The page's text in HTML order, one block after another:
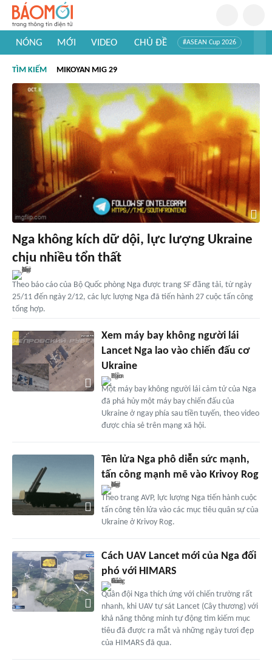
NÓNG MỚI VIDEO CHỦ ĐỀ #ASEAN Cup 2026
#Khám phá thế giới
TÌM KIẾM MIKOYAN MIG 29
Nga không kích dữ dội, lực lượng Ukraine
chịu nhiều tổn thất
Theo báo cáo của Bộ Quốc phòng Nga được trang SF đăng tải, từ ngày
25/11 đến ngày 2/12, các lực lượng Nga đã tiến hành 27 cuộc tấn công
tổng hợp.
Xem máy bay không người lái
Lancet Nga lao vào chiến đấu cơ
Ukraine
Một máy bay không người lái cảm tử của Nga
đã phá hủy một máy bay chiến đấu của
Ukraine ở ngay phía sau tiền tuyến, theo video
được chia sẻ trên mạng xã hội.
Tên lửa Nga phô diễn sức mạnh,
tấn công mạnh mẽ vào Krivoy Rog
Theo trang AVP, lực lượng Nga tiến hành cuộc
tấn công tên lửa vào các mục tiêu quân sự của
Ukraine ở Krivoy Rog.
Cách UAV Lancet mới của Nga đối
phó với HIMARS
Quân đội Nga thích ứng với chiến trường rất
nhanh, khi UAV tự sát Lancet (Cây thương) với
khả năng thông minh tự động tìm kiếm mục
tiêu đã được ra mắt và những ngày tươi đẹp
của HIMARS đã qua.